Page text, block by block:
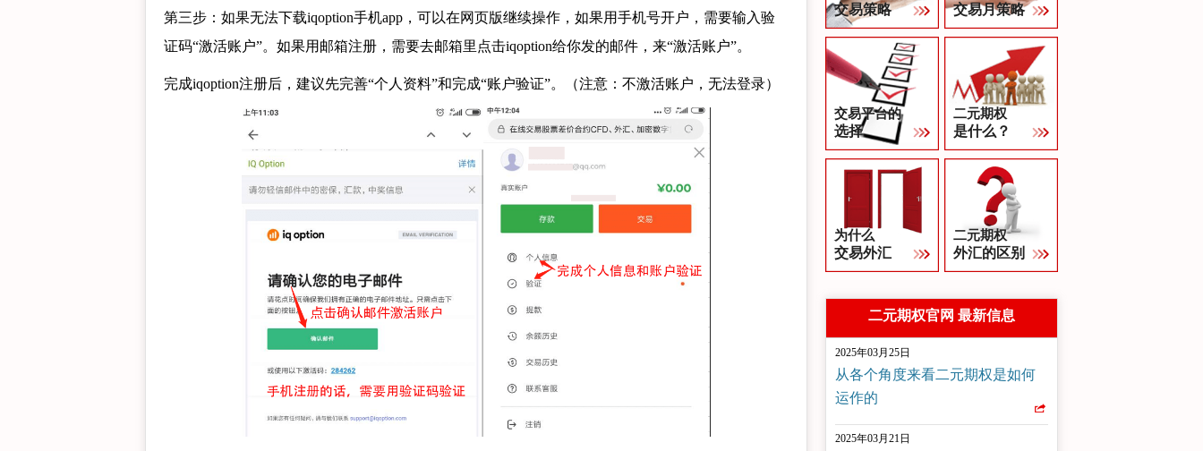
第三步：如果无法下载iqoption手机app，可以在网页版继续操作，如果用手机号开户，需要输入验
证码“激活账户”。如果用邮箱注册，需要去邮箱里点击iqoption给你发的邮件，来“激活账户”。
完成iqoption注册后，建议先完善“个人资料”和完成“账户验证”。（注意：不激活账户，无法登录）
交易策略 交易月策略
交易平台的
选择
二元期权
是什么？
为什么
交易外汇
二元期权
外汇的区别
二元期权官网 最新信息
2025年03月25日
从各个角度来看二元期权是如何
运作的
2025年03月21日